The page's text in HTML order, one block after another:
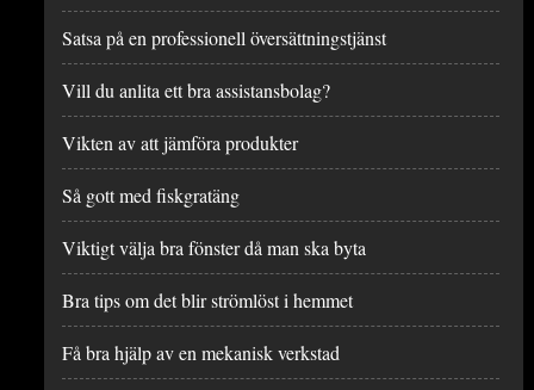
Satsa på en professionell översättningstjänst
Vill du anlita ett bra assistansbolag?
Vikten av att jämföra produkter
Så gott med fiskgratäng
Viktigt välja bra fönster då man ska byta
Bra tips om det blir strömlöst i hemmet
Få bra hjälp av en mekanisk verkstad